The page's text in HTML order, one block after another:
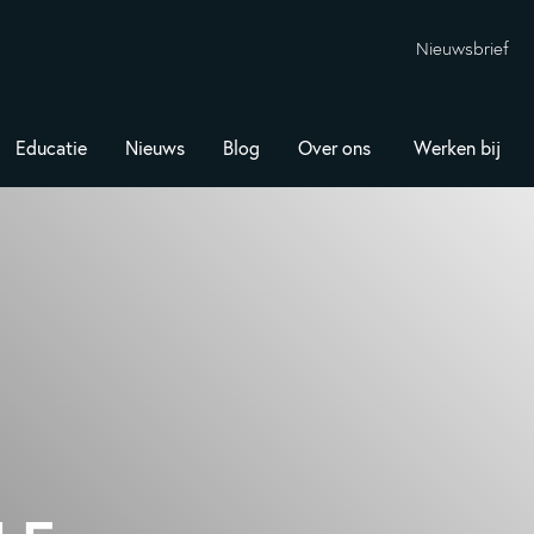
Nieuwsbrief
Educatie Nieuws Blog Over ons Werken bij